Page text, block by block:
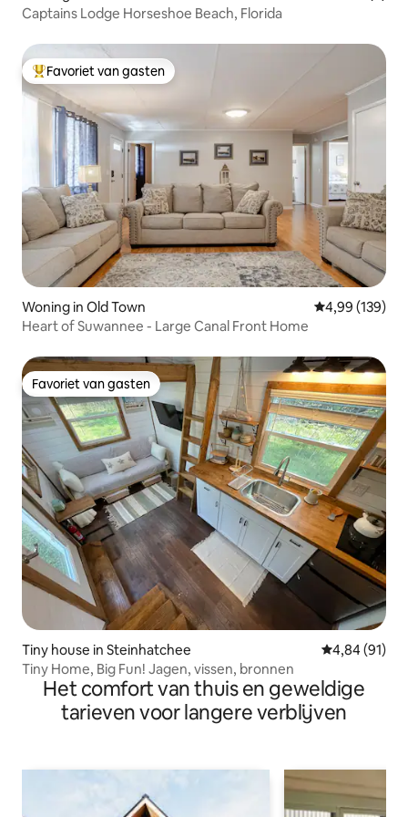
Captains Lodge Horseshoe Beach, Florida
Topfavoriet van gasten
Favoriet van gasten
Woning in Old Town Gemiddelde
4,99 (139)
Heart of Suwannee - Large Canal Front Home
Favoriet van gasten
Favoriet van gasten
Tiny house in Steinhatchee Gemiddelde
4,84 (91)
Tiny Home, Big Fun! Jagen, vissen, bronnen
Het comfort van thuis en geweldige
tarieven voor langere verblijven